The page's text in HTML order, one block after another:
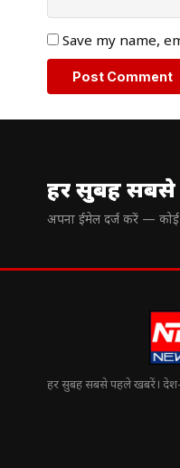
Save my name,
हर सुबह
अपना ईमेल दर्ज करें — कोई
हर सुबह सबसे पहले खबरें। देश-